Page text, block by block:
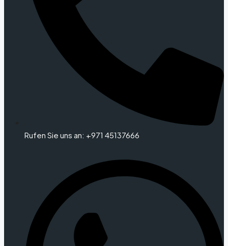
Rufen Sie uns an: +971 45137666